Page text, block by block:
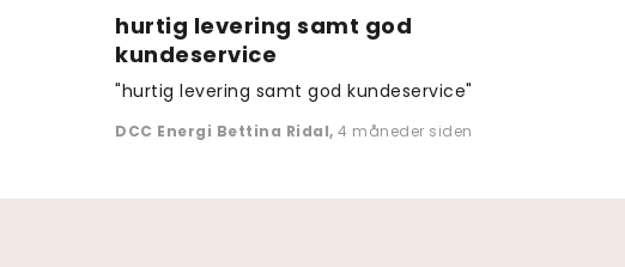
hurtig levering samt god
kundeservice
"hurtig levering samt god kundeservice"
DCC Energi Bettina Ridal, 4 måneder siden